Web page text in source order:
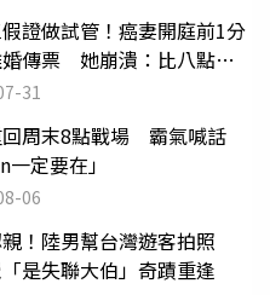
證做試管！癌妻開庭前1分
傳票 她崩潰：比八點檔
31
周末8點戰場 霸氣喊話
一定要在」
06
！陸男幫台灣遊客拍照
是失聯大伯」奇蹟重逢